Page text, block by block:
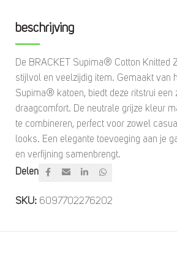
beschrijving
De BRACKET Supima® Cotton Knitted
stijlvol en veelzijdig item. Gemaakt van
Supima® katoen, biedt deze ritstrui een
draagcomfort. De neutrale grijze kleur
te combineren, perfect voor zowel
looks. Een elegante toevoeging aan je
en verfijning samenbrengt.
Delen
SKU: 6097702276202